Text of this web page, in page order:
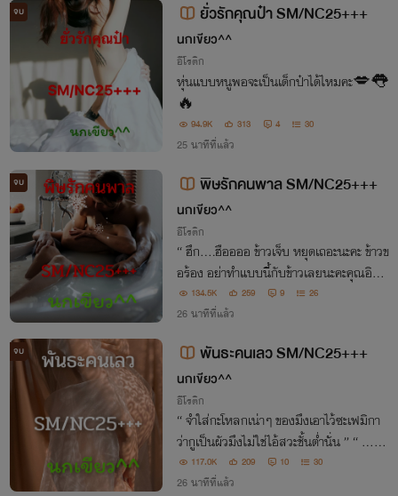
จบ ยั่วรักคุณป๋า SM/NC25+++
นกเขียว^^
อีโรติก
หุ่นแบบหนูพอจะเป็นเด็กป๋าได้ไหมคะ💋👅
🔥
94.9K 313 4 30
25 นาทีที่แล้ว
จบ พิษรักคนพาล SM/NC25+++
นกเขียว^^
อีโรติก
“ ฮึก….ฮืออออ ข้าวเจ็บ หยุดเถอะนะคะ ข้าวข
อร้อง อย่าทำแบบนี้กับข้าวเลยนะคะคุณอิษ
ข้าวเจ็บจริงๆ เจ็บมาก ไม่ไหวแล้วค่ะ ฮึก….ฮื
ออออ ” “ งั้นเหรอ หึ!! แต่ยิ่งเธอร้องไห้แบบ
134.5K 259 9 26
26 นาทีที่แล้ว
จบ พันธะคนเลว SM/NC25+++
นกเขียว^^
อีโรติก
“ จำใส่กะโหลกเน่าๆ ของมึงเอาไว้ซะเฟมิกา
ว่ากูเป็นผัวมึงไม่ใช่ไอ้สวะชั้นต่ำนั่น ” “ …พ
ะ…พี่เลจะทำอะไร… ” “ กรี๊ดดดดดดดด!!!!!!!!!
”
117.0K 209 10 30
26 นาทีที่แล้ว